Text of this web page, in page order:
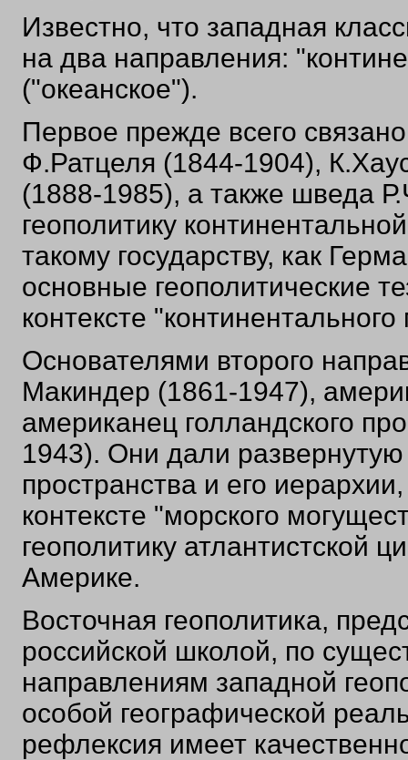
Известно, что западная
на два направления:
("океанское").
Первое прежде всего
Ф.Ратцеля (1844-1904),
(1888-1985), а также шведа
геополитику
такому государству, как
основные геополитические
контексте
Основателями второго
Макиндер (1861-1947),
американец голландского
1943). Они дали развернутую
пространства и его
контексте "морского
геополитику атлантистской
Америке.
Восточная геополитика,
российской школой, по
направлениям западной
особой географической
рефлексия имеет